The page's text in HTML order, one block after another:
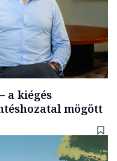
a kiégés
mögött